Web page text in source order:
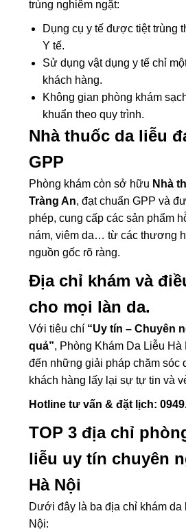
trùng nghiêm ngặt:
Dụng cụ y tế được tiệt trùng
Y tế.
Sử dụng vật dụng y tế chỉ
khách hàng.
Không gian phòng khám
khuẩn theo quy trình.
Nhà thuốc da liễu
GPP
Phòng khám còn sở hữu Nhà
Tràng An, đạt chuẩn GPP và
phép, cung cấp các sản phẩm
nám, viêm da… từ các thương
nguồn gốc rõ ràng.
Địa chỉ khám và
cho mọi làn da.
Với tiêu chí “Uy tín – Chuyên
quả”, Phòng Khám Da Liễu Hà
đến những giải pháp chăm sóc
khách hàng lấy lại sự tự tin và
Hotline tư vấn & đặt lịch:
TOP 3 địa chỉ
liễu uy tín chuyên
Hà Nội
​Dưới đây là ba địa chỉ khám da
Nội:​